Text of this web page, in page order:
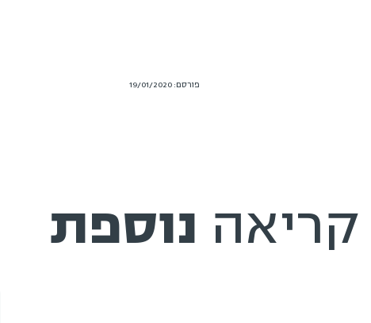
פורסם: 19/01/2020
קריאה נוספת